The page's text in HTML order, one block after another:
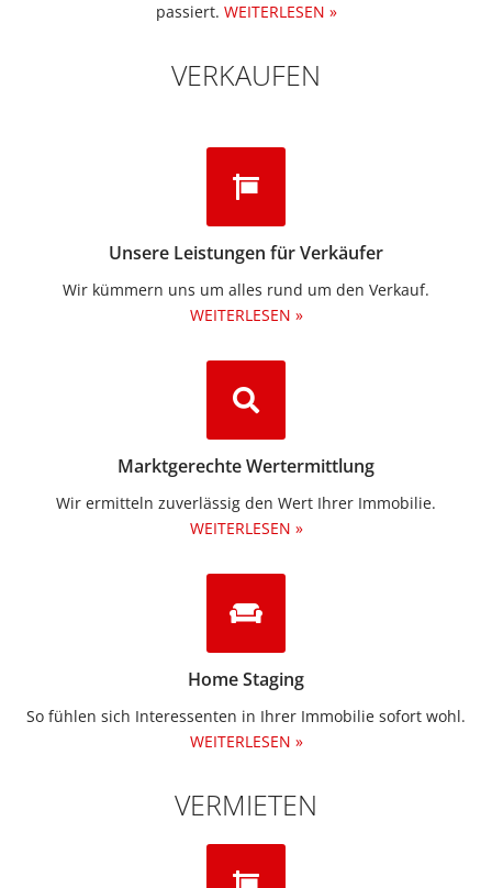
passiert. WEITERLESEN »
VERKAUFEN
Unsere Leistungen für Verkäufer
Wir kümmern uns um alles rund um den Verkauf.
WEITERLESEN »
Marktgerechte Wertermittlung
Wir ermitteln zuverlässig den Wert Ihrer Immobilie.
WEITERLESEN »
Home Staging
So fühlen sich Interessenten in Ihrer Immobilie sofort wohl.
WEITERLESEN »
VERMIETEN